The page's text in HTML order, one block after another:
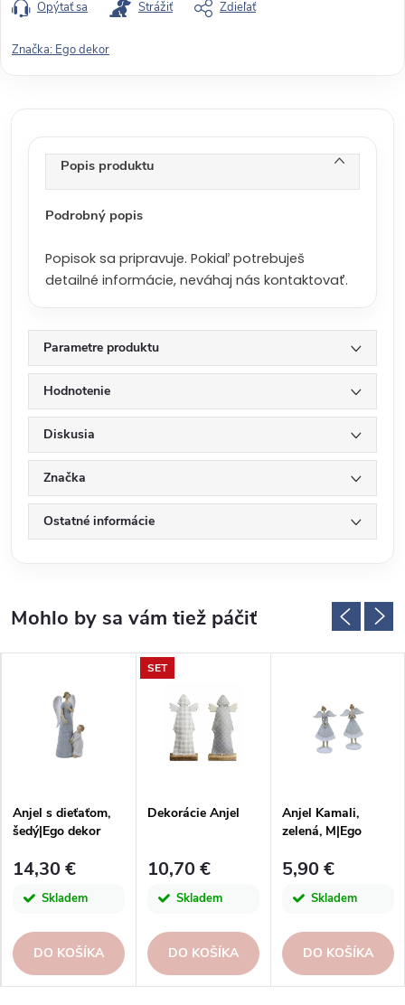
t
o
Opýtať sa Strážiť Zdieľať
Značka: Ego dekor
Popis produktu
Podrobný popis
Popisok sa pripravuje. Pokiaľ potrebuješ
detailné informácie, neváhaj nás kontaktovať.
Parametre produktu
Hodnotenie
Diskusia
Značka
Ostatné informácie
Anjel s dieťaťom,
šedý|Ego dekor
14,30 €
Skladem
DO KOŠÍKA
SET
Dekorácie Anjel
10,70 €
Skladem
DO KOŠÍKA
Anjel Kamali,
zelená, M|Ego
5,90 €
Skladem
DO KOŠÍKA